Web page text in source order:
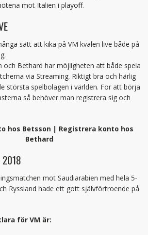
mot Italien i playoff.
sätt att kika på VM kvalen live både på
och Bethard har möjligheten att både spela
via Streaming. Riktigt bra och härlig
största spelbolagen i världen. För att börja
så behöver man registrera sig och
hos Betsson | Registrera konto hos
Bethard
2018
mot Saudiarabien med hela 5-
Ryssland hade ett gott självförtroende på
för VM är: